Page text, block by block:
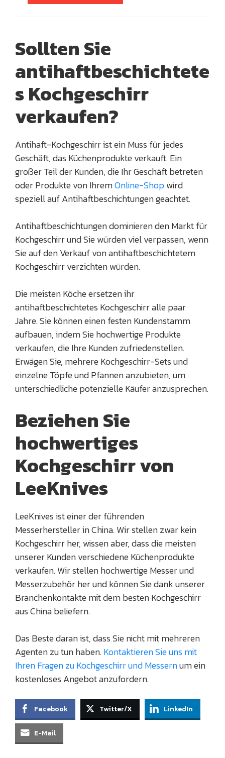
Sollten Sie
antihaftbeschichtete
s Kochgeschirr
verkaufen?
Antihaft-Kochgeschirr ist ein Muss für jedes
Geschäft, das Küchenprodukte verkauft. Ein
großer Teil der Kunden, die Ihr Geschäft betreten
oder Produkte von IhremOnline-Shopwird
speziell auf Antihaftbeschichtungen geachtet.
Antihaftbeschichtungen dominieren den Markt für
Kochgeschirr und Sie würden viel verpassen, wenn
Sie auf den Verkauf von antihaftbeschichtetem
Kochgeschirr verzichten würden.
Die meisten Köche ersetzen ihr
antihaftbeschichtetes Kochgeschirr alle paar
Jahre. Sie können einen festen Kundenstamm
aufbauen, indem Sie hochwertige Produkte
verkaufen, die Ihre Kunden zufriedenstellen.
Erwägen Sie, mehrere Kochgeschirr-Sets und
einzelne Töpfe und Pfannen anzubieten, um
unterschiedliche potenzielle Käufer anzusprechen.
Beziehen Sie
hochwertiges
Kochgeschirr von
LeeKnives
LeeKnives ist einer der führenden
Messerhersteller in China. Wir stellen zwar kein
Kochgeschirr her, wissen aber, dass die meisten
unserer Kunden verschiedene Küchenprodukte
verkaufen. Wir stellen hochwertige Messer und
Messerzubehör her und können Sie dank unserer
Branchenkontakte mit dem besten Kochgeschirr
aus China beliefern.
Das Beste daran ist, dass Sie nicht mit mehreren
Agenten zu tun haben.Kontaktieren Sie uns mit
Ihren Fragen zu Kochgeschirr und Messernum ein
kostenloses Angebot anzufordern.
Facebook Twitter/X LinkedIn
E-Mail